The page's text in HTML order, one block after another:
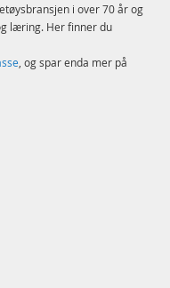
i over 70 år og
læring. Her finner du
, og spar enda mer på